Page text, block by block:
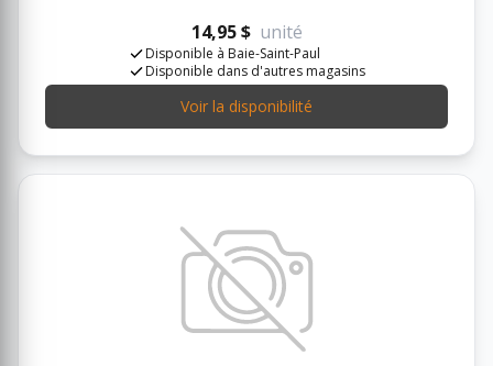
14,95 $ unité
Disponible à Baie-Saint-Paul
Disponible dans d'autres magasins
Voir la disponibilité